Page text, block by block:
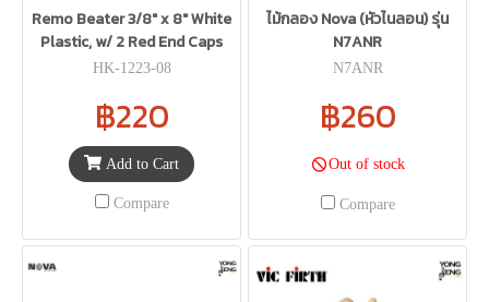
Remo Beater 3/8" x 8" White
Plastic, w/ 2 Red End Caps
HK-1223-08
฿220
Add to Cart
Compare
ไม้กลอง Nova (หัวไนลอน) รุ่น
N7ANR
N7ANR
฿260
Out of stock
Compare